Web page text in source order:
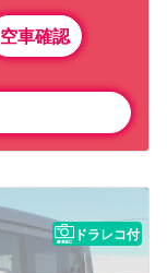
空車確認
ドラレコ付